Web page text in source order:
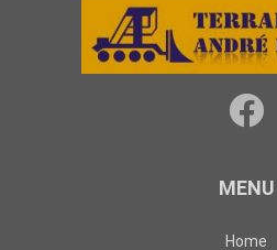
MENU
Home